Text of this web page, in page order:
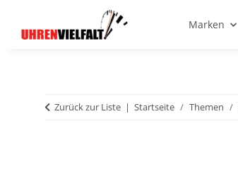
Marken
Zurück zur Liste Startseite Themen